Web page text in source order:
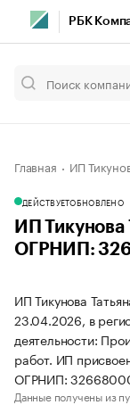
РБК
Главная ИП
ДЕЙСТВУЕТОБНОВЛЕНО
ИП Тикунова
ОГРНИП:
ИП Тикунова
23.04.2026, в
деятельности:
работ. ИП
ОГРНИП:
Данные получены из